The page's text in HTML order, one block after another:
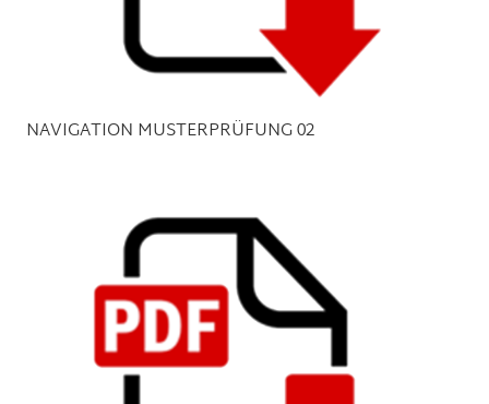
NAVIGATION MUSTERPRÜFUNG 02